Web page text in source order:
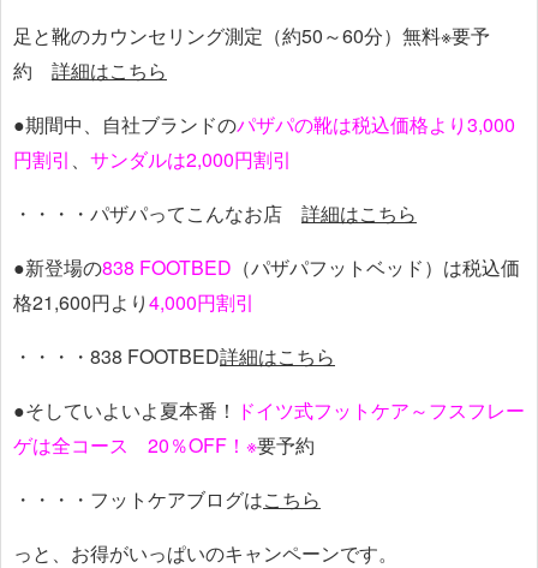
足と靴のカウンセリング測定（約50～60分）無料※要予
約 詳細はこちら
●期間中、自社ブランドのパザパの靴は税込価格より3,000
円割引 、 サンダルは2,000円割引
・・・・パザパってこんなお店 詳細はこちら
●新登場の838 FOOTBED （パザパフットベッド）は税込価
格21,600円より4,000円割引
・・・・838 FOOTBED詳細はこちら
●そしていよいよ夏本番！ ドイツ式フットケア～フスフレー
ゲは全コース 20％OFF！※要予約
・・・・フットケアブログはこちら
っと、お得がいっぱいのキャンペーンです。